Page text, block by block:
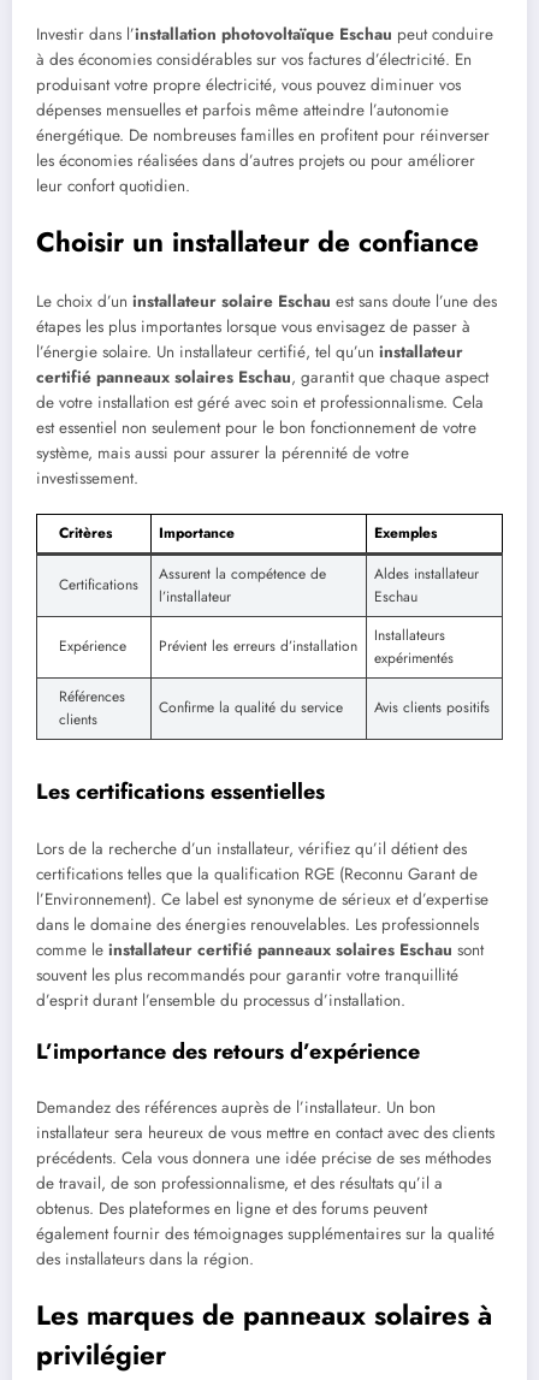
Investir dans l’installation photovoltaïque Eschau peut conduire
à des économies considérables sur vos factures d’électricité. En
produisant votre propre électricité, vous pouvez diminuer vos
dépenses mensuelles et parfois même atteindre l’autonomie
énergétique. De nombreuses familles en profitent pour réinverser
les économies réalisées dans d’autres projets ou pour améliorer
leur confort quotidien.
Choisir un installateur de confiance
Le choix d’un installateur solaire Eschau est sans doute l’une des
étapes les plus importantes lorsque vous envisagez de passer à
l’énergie solaire. Un installateur certifié, tel qu’un installateur
certifié panneaux solaires Eschau, garantit que chaque aspect
de votre installation est géré avec soin et professionnalisme. Cela
est essentiel non seulement pour le bon fonctionnement de votre
système, mais aussi pour assurer la pérennité de votre
investissement.
Critères Importance Exemples
Certifications
Assurent la compétence de
l’installateur
Aldes installateur
Eschau
Expérience Prévient les erreurs d’installation
Installateurs
expérimentés
Références
clients
Confirme la qualité du service Avis clients positifs
Les certifications essentielles
Lors de la recherche d’un installateur, vérifiez qu’il détient des
certifications telles que la qualification RGE (Reconnu Garant de
l’Environnement). Ce label est synonyme de sérieux et d’expertise
dans le domaine des énergies renouvelables. Les professionnels
comme le installateur certifié panneaux solaires Eschau sont
souvent les plus recommandés pour garantir votre tranquillité
d’esprit durant l’ensemble du processus d’installation.
L’importance des retours d’expérience
Demandez des références auprès de l’installateur. Un bon
installateur sera heureux de vous mettre en contact avec des clients
précédents. Cela vous donnera une idée précise de ses méthodes
de travail, de son professionnalisme, et des résultats qu’il a
obtenus. Des plateformes en ligne et des forums peuvent
également fournir des témoignages supplémentaires sur la qualité
des installateurs dans la région.
Les marques de panneaux solaires à
privilégier